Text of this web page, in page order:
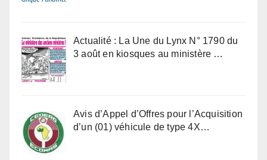
Actualité : La Une du Lynx N° 1790 du
3 août en kiosques au ministère …
Avis d’Appel d’Offres pour l’Acquisition
d’un (01) véhicule de type 4X…